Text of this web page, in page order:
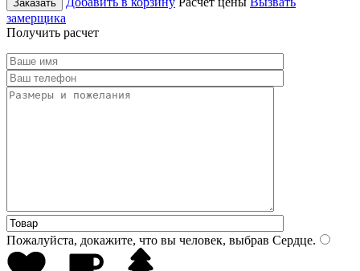
Заказать
замерщика
Получить расчет
Пожалуйста, докажите, что вы человек, выбрав Сердце.